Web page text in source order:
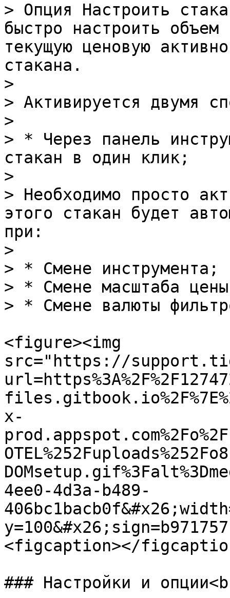
> Опция Настроить
быстро настроить
текущую ценовую
стакана.
>
> Активируется двумя
>
> * Через панель
стакан в один клик;
>
> Необходимо просто
этого стакан будет
при:
>
> * Смене инструмента;
> * Смене масштаба
> * Смене валюты
<figure><img
src="https://
x-
4ee0-4d3a-b489-
<figcaption></
### Настройки и